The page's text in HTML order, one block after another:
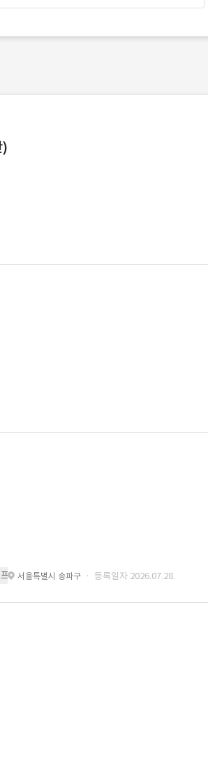
레임워크를 기반으로 시스템을 구축
서울특별시 송파구 · 등록일자 2026.07.28.